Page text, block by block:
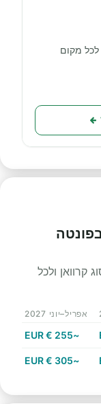
מקום
קרוואן ולכל
אפריל–יוני 2027
~255 € EUR
~305 € EUR